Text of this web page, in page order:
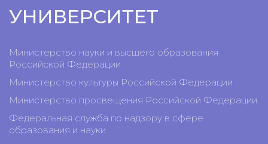
УНИВЕРСИТЕТ
Министерство науки и высшего образования
Российской Федерации
Министерство культуры Российской Федерации
Министерство просвещения Российской Федерации
Федеральная служба по надзору в сфере
образования и науки